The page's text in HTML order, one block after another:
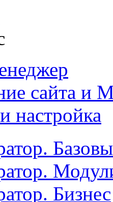
сайта и
настройка
Бизнес